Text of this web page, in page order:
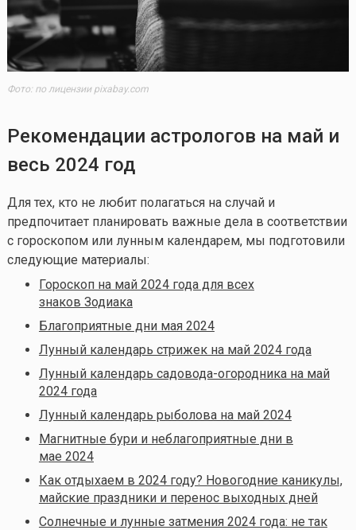
Фото: по лицензии pixabay.com
Рекомендации астрологов на май и
весь 2024 год
Для тех, кто не любит полагаться на случай и
предпочитает планировать важные дела в соответствии
с гороскопом или лунным календарем, мы подготовили
следующие материалы:
Гороскоп на май 2024 года для всех
знаков Зодиака
Благоприятные дни мая 2024
Лунный календарь стрижек на май 2024 года
Лунный календарь садовода-огородника на май
2024 года
Лунный календарь рыболова на май 2024
Магнитные бури и неблагоприятные дни в
мае 2024
Как отдыхаем в 2024 году? Новогодние каникулы,
майские праздники и перенос выходных дней
Солнечные и лунные затмения 2024 года: не так